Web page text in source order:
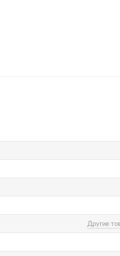
Другие